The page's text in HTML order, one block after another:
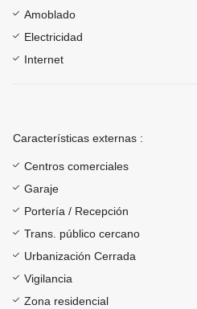
Amoblado
Electricidad
Internet
Características externas :
Centros comerciales
Garaje
Portería / Recepción
Trans. público cercano
Urbanización Cerrada
Vigilancia
Zona residencial